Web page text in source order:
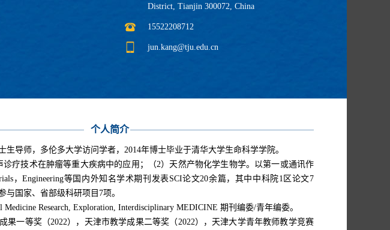
District, Tianjin 300072, China
15522208712
jun.kang@tju.edu.cn
个人简介
生导师，多伦多大学访问学者，2014年博士毕业于清华大学生命科学学院。
诊疗技术在肿瘤等重大疾病中的应用；（2）天然产物化学生物学。 以第一或通讯作
，Engineering等国内外知名学术期刊发表SCI论文20余篇，其中中科院1区论文7
与国家、省部级科研项目7项。
Medicine Research, Exploration, Interdisciplinary MEDICINE 期刊编委/青年编委。
果一等奖（2022），天津市教学成果二等奖（2022），天津大学青年教师教学竞赛